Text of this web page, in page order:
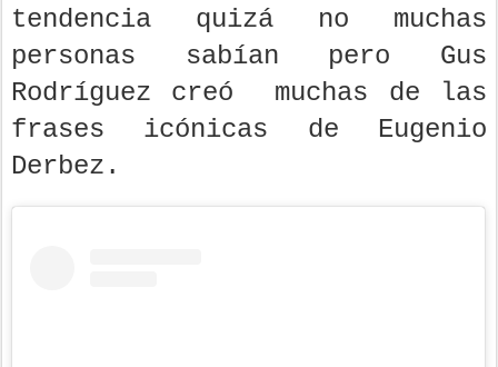
tendencia quizá no muchas
personas sabían pero Gus
Rodríguez creó muchas de las
frases icónicas de Eugenio
Derbez.